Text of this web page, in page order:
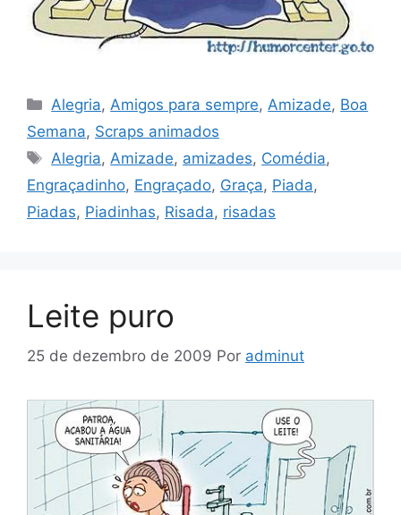
Categorias
Alegria,Amigos para sempre,Amizade, Boa
Semana, Scraps animados
Tags
Alegria,Amizade, amizades, Comédia,
Engraçadinho, Engraçado, Graça, Piada,
Piadas, Piadinhas, Risada, risadas
Leite puro
25 de dezembro de 2009 Por adminut